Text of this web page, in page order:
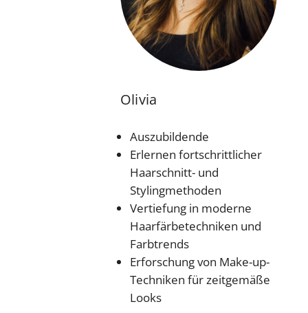
Olivia
Auszubildende
Erlernen fortschrittlicher
Haarschnitt- und
Stylingmethoden
Vertiefung in moderne
Haarfärbetechniken und
Farbtrends
Erforschung von Make-up-
Techniken für zeitgemäße
Looks